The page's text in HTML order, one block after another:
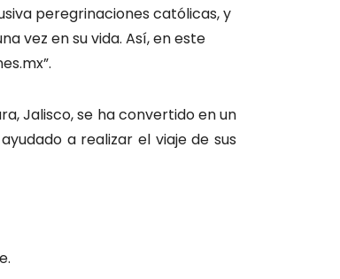
peregrinaciones católicas, y
vez en su vida. Así, en este
Jalisco, se ha convertido en un
a realizar el viaje de sus